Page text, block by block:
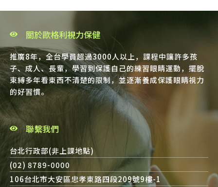
關於歐格利視力保健
推廣8年，全台學員超過3000人以上，課程中讓許多孩
子、成人、長輩，學習到保護自己的練習眼睛運動，擺脫
束縛多年看東西不清楚的限制，並逐漸養成保護眼睛視力
的好習慣。
聯繫我們
台北行政部(非上課地點)
(02) 8789-0000
106台北市大安區忠孝東路四段209號9樓-1